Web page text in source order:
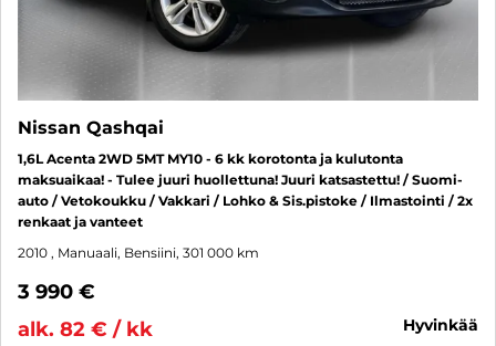
Nissan Qashqai
1,6L Acenta 2WD 5MT MY10 - 6 kk korotonta ja kulutonta
maksuaikaa! - Tulee juuri huollettuna! Juuri katsastettu! / Suomi-
auto / Vetokoukku / Vakkari / Lohko & Sis.pistoke / Ilmastointi / 2x
renkaat ja vanteet
2010 , Manuaali, Bensiini, 301 000 km
3 990 €
alk. 82 € / kk
hyvinkää